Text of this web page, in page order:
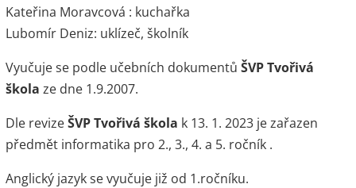
Kateřina Moravcová : kuchařka
Lubomír Deniz: uklízeč, školník
Vyučuje se podle učebních dokumentů ŠVP Tvořivá
škola ze dne 1.9.2007.
Dle revizeŠVP Tvořivá škola k 13. 1. 2023 je zařazen
předmět informatika pro 2., 3., 4. a 5. ročník .
Anglický jazyk se vyučuje již od 1.ročníku.